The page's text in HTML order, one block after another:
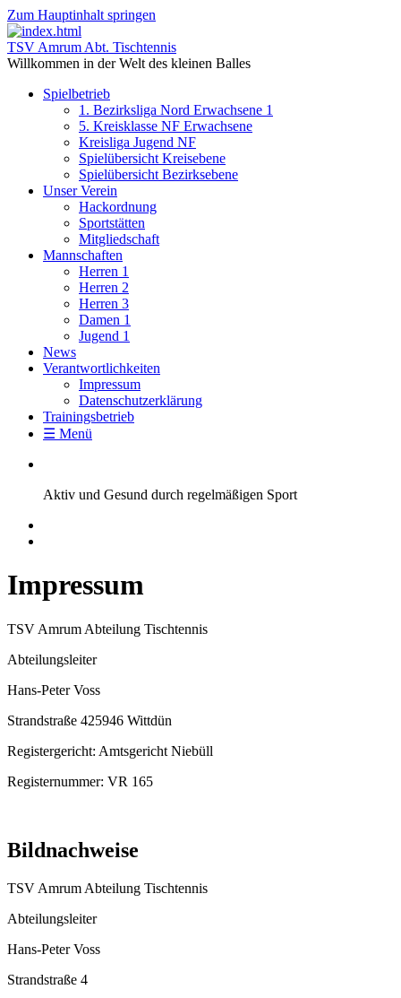
Zum Hauptinhalt springen
TSV Amrum Abt. Tischtennis
Willkommen in der Welt des kleinen Balles
Spielbetrieb
1. Bezirksliga Nord Erwachsene 1
5. Kreisklasse NF Erwachsene
Kreisliga Jugend NF
Spielübersicht Kreisebene
Spielübersicht Bezirksebene
Unser Verein
Hackordnung
Sportstätten
Mitgliedschaft
Mannschaften
Herren 1
Herren 2
Herren 3
Damen 1
Jugend 1
News
Verantwortlichkeiten
Impressum
Datenschutzerklärung
Trainingsbetrieb
☰ Menü
Aktiv und Gesund durch regelmäßigen Sport
Impressum
TSV Amrum Abteilung Tischtennis
Abteilungsleiter
Hans-Peter Voss
Strandstraße 425946 Wittdün
Registergericht: Amtsgericht Niebüll
Registernummer: VR 165
Bildnachweise
TSV Amrum Abteilung Tischtennis
Abteilungsleiter
Hans-Peter Voss
Strandstraße 4